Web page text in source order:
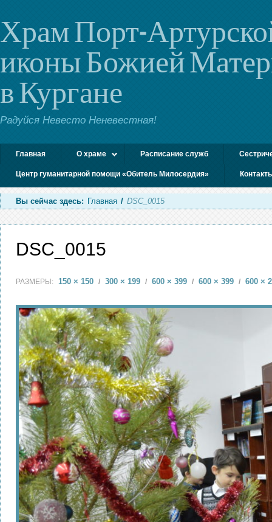
Храм Порт-
иконы Божией
в Кургане
Радуйся Невесто Неневестная!
Главная О храме Расписание служб
Центр гуманитарной помощи «Обитель Милосердия»
Вы сейчас здесь: Главная / DSC_0015
DSC_0015
РАЗМЕРЫ: 150 × 150 / 300 × 199 / 600 × 399 / 600 × 399 / 600 ×